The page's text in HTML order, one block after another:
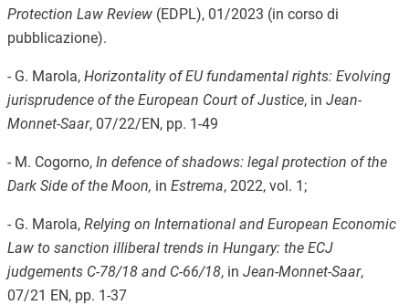
Protection Law Review(EDPL), 01/2023 (in corso di
pubblicazione).
- G. Marola, Horizontality of EU fundamental rights: Evolving
jurisprudence of the European Court of Justice, in Jean-
Monnet-Saar, 07/22/EN, pp. 1-49
- M. Cogorno, In defence of shadows: legal protection of the
Dark Side of the Moon, in Estrema, 2022, vol. 1;
- G. Marola, Relying on International and European Economic
Law to sanction illiberal trends in Hungary: the ECJ
judgements C-78/18 and C-66/18, in Jean-Monnet-Saar,
07/21 EN, pp. 1-37